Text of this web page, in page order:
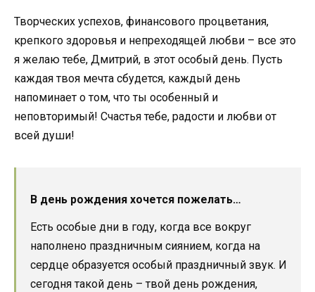
Творческих успехов, финансового процветания,
крепкого здоровья и непреходящей любви – все это
я желаю тебе, Дмитрий, в этот особый день. Пусть
каждая твоя мечта сбудется, каждый день
напоминает о том, что ты особенный и
неповторимый! Счастья тебе, радости и любви от
всей души!
В день рождения хочется пожелать…
Есть особые дни в году, когда все вокруг
наполнено праздничным сиянием, когда на
сердце образуется особый праздничный звук. И
сегодня такой день – твой день рождения,